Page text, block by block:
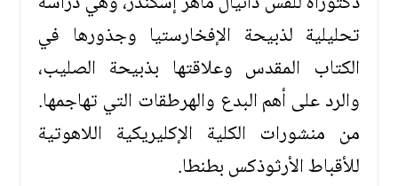
تحليلية لذبيحة الإفخارستيا وجذورها في
الكتاب المقدس وعلاقتها بذبيحة الصليب،
والرد على أهم البدع والهرطقات التي تهاجمها.
من منشورات الكلية الإكليريكية اللاهوتية
للأقباط الأرثوذكس بطنطا.